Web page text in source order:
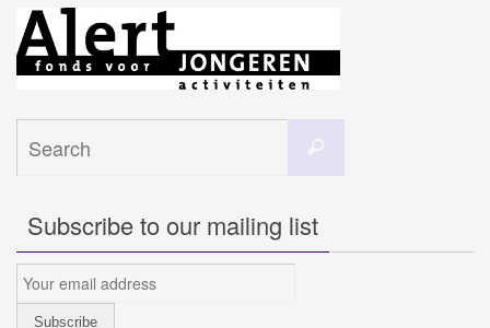
Subscribe to our mailing list